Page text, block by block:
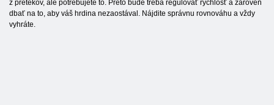
z pretekov, ale potrebujete to. Preto bude treba regulovať rýchlosť a zároveň
dbať na to, aby váš hrdina nezaostával. Nájdite správnu rovnováhu a vždy
vyhráte.